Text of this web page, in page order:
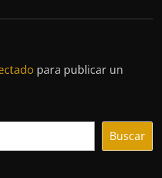
para publicar un
Buscar